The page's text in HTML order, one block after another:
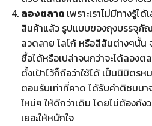
ลองตลาด เพราะเราไม่มีทางรู้
สินค้าแล้ว รูปแบบของถุงบรรจุภั
ลวดลาย โลโก้ หรือสีสันต่างๆนั้น
ซื้อได้หรือเปล่าจนกว่าจะได้ลอง
ตั้งเป้าไว้ก็ถือว่าใช้ได้ เป็นนิมิตร
ตอบรับเท่าที่คาด ได้รับคำติชมมา
ใหม่ๆ ให้ดีกว่าเดิม โดยไม่ต้องกั
เยอะให้หนักใจ